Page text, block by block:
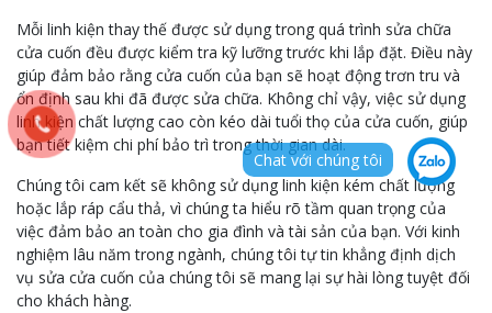
Mỗi linh kiện thay thế được sử dụng trong quá trình sửa chữa
cửa cuốn đều được kiểm tra kỹ lưỡng trước khi lắp đặt. Điều này
giúp đảm bảo rằng cửa cuốn của bạn sẽ hoạt động trơn tru và
ổn định sau khi đã được sửa chữa. Không chỉ vậy, việc sử dụng
linh kiện chất lượng cao còn kéo dài tuổi thọ của cửa cuốn, giúp
bạn tiết kiệm chi phí bảo trì trong thời gian dài.
Chúng tôi cam kết sẽ không sử dụng linh kiện kém chất lượng
hoặc lắp ráp cẩu thả, vì chúng ta hiểu rõ tầm quan trọng của
việc đảm bảo an toàn cho gia đình và tài sản của bạn. Với kinh
nghiệm lâu năm trong ngành, chúng tôi tự tin khẳng định dịch
vụ sửa cửa cuốn của chúng tôi sẽ mang lại sự hài lòng tuyệt đối
cho khách hàng.
Chat với chúng tôi